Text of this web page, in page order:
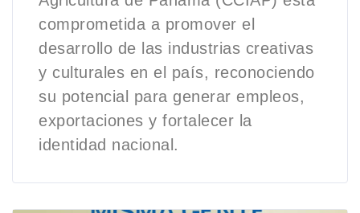
comprometida a promover el
desarrollo de las industrias creativas
y culturales en el país, reconociendo
su potencial para generar empleos,
exportaciones y fortalecer la
identidad nacional.